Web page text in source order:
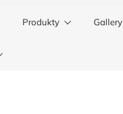
Produkty Gallery